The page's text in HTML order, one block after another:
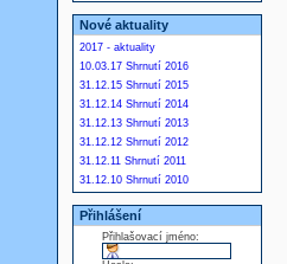
Nové aktuality
2017 - aktuality
10.03.17 Shrnutí 2016
31.12.15 Shrnutí 2015
31.12.14 Shrnutí 2014
31.12.13 Shrnutí 2013
31.12.12 Shrnutí 2012
31.12.11 Shrnutí 2011
31.12.10 Shrnutí 2010
Přihlášení
Přihlašovací jméno: